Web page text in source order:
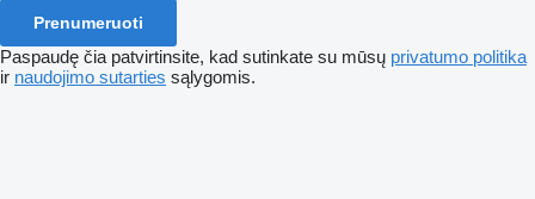
Prenumeruoti
Paspaudę čia patvirtinsite, kad sutinkate su mūsų privatumo politika
ir naudojimo sutarties sąlygomis.